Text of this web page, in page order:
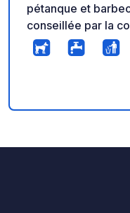
pétanque et
conseillée par la
l'accès par Villié-
avec des vans
vins du domaine
16h à 18h 7,5€/